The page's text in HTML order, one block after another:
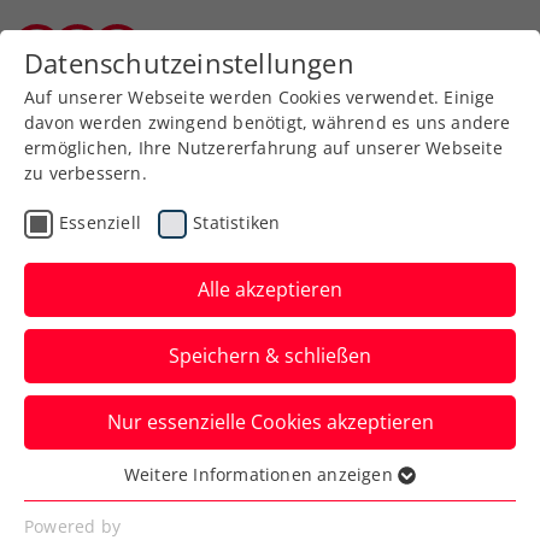
Zurück zur Newsübersicht
ITF Turniere
Karina Kovalchuk gewinnt
J200 in Pilsen
EX Pilsen Babolat Cup, 24. bis 28. Juni
2026
Verfasst von: Gerald Hebein, 01.07.2026
Datenschutzeinstellungen
Auf unserer Webseite werden Cookies verwendet. Einige
davon werden zwingend benötigt, während es uns andere
ermöglichen, Ihre Nutzererfahrung auf unserer Webseite
zu verbessern.
Essenziell Statistiken
Alle akzeptieren
Speichern & schließen
Nur essenzielle Cookies akzeptieren
Essenziell
Essenzielle Cookies werden für grundlegende
Weitere Informationen anzeigen
Powered by